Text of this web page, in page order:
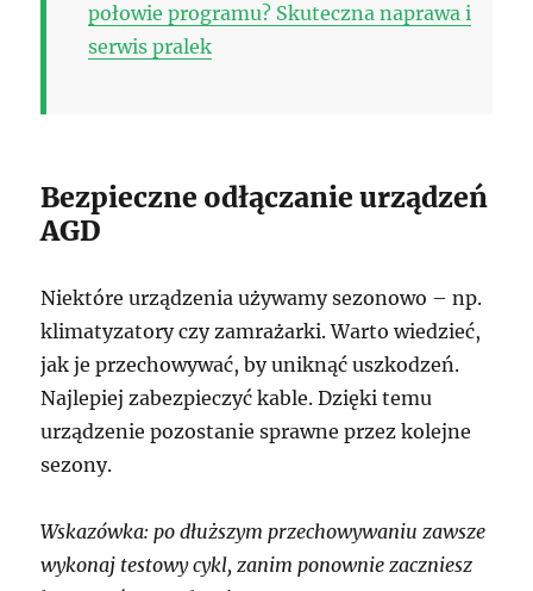
połowie programu? Skuteczna naprawa i
serwis pralek
Bezpieczne odłączanie urządzeń
AGD
Niektóre urządzenia używamy sezonowo – np.
klimatyzatory czy zamrażarki. Warto wiedzieć,
jak je przechowywać, by uniknąć uszkodzeń.
Najlepiej zabezpieczyć kable. Dzięki temu
urządzenie pozostanie sprawne przez kolejne
sezony.
Wskazówka: po dłuższym przechowywaniu zawsze
wykonaj testowy cykl, zanim ponownie zaczniesz